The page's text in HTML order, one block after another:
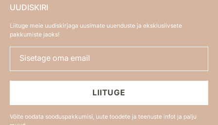
UUDISKIRI
Liituge meie uudiskirjaga uusimate uuenduste ja eksklusiivsete
pakkumiste jaoks!
Sisetage oma email
LIITUGE
Võite oodata sooduspakkumisi, uute toodete ja teenuste infot ja palju